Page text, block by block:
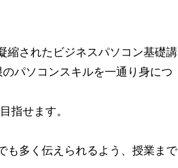
縮されたビジネスパソコン基礎講
パソコンスキルを一通り身につ
指せます。
も多く伝えられるよう、授業まで